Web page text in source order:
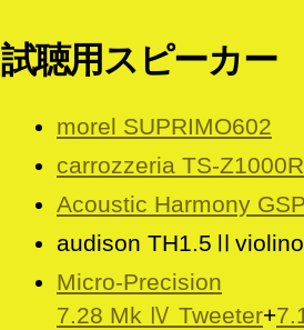
試聴用スピーカー
morel SUPRIMO602
carrozzeria TS-
Acoustic Harmony
audison
Micro-Precision
7.28 Mk Ⅳ Tweeter+